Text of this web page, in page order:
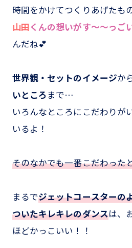
時間をかけてつくりあげたも
山田 くんの想いがす～～っご
んだね💕
世界観・セットのイメージか
いところ まで…
いろんなところにこだわりが
いるよ！
そのなかでも一番こだわった
まるでジェットコースターの
ついたキレキレのダンスは、
ほどかっこいい！！